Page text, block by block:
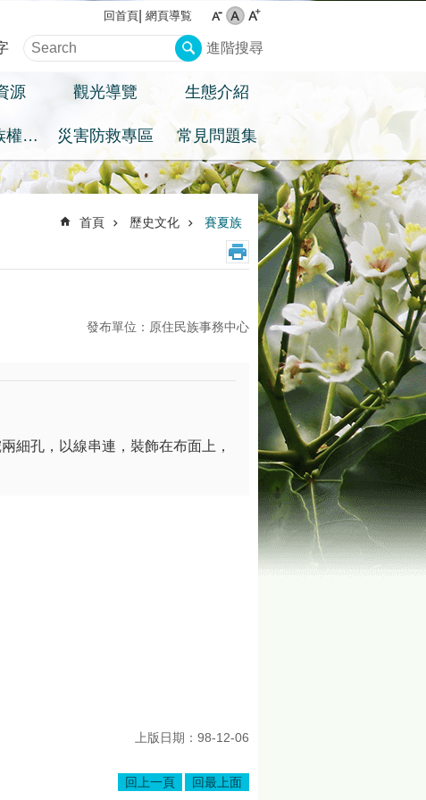
回首頁 網頁導覧
進階搜尋
源 觀光導覽 生態介紹
原住民族權益專區 災害防救專區 常見問題集
首頁 歷史文化 賽夏族
發布單位：原住民族事務中心
細孔，以線串連，裝飾在布面上，
上版日期：98-12-06
回上一頁 回最上面